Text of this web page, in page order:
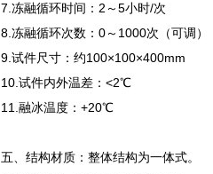
7.冻融循环时间：2～5小时/次
8.冻融循环次数：0～1000次（可调）
9.试件尺寸：约100×100×400mm
10.试件内外温差：<2℃
11.融冰温度：+20℃
五、结构材质：整体结构为一体式。